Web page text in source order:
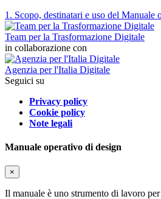
1. Scopo, destinatari e uso del Manuale
Team per la Trasformazione Digitale
in collaborazione con
Agenzia per l'Italia Digitale
Seguici su
Privacy policy
Cookie policy
Note legali
Manuale operativo di design
×
Il manuale è uno strumento di lavoro